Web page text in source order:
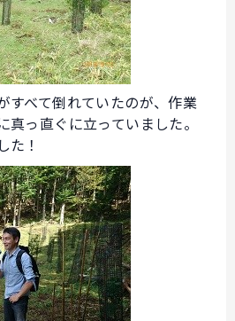
すべて倒れていたのが、作業
真っ直ぐに立っていました。
た！